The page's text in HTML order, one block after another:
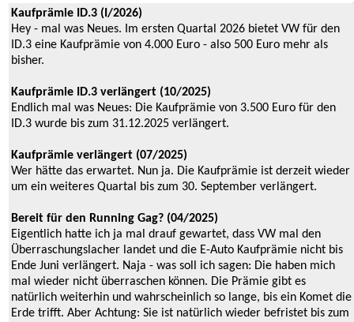
Kaufprämie ID.3 (I/2026)
Hey - mal was Neues. Im ersten Quartal 2026 bietet VW für den
ID.3 eine Kaufprämie von 4.000 Euro - also 500 Euro mehr als
bisher.
Kaufprämie ID.3 verlängert (10/2025)
Endlich mal was Neues: Die Kaufprämie von 3.500 Euro für den
ID.3 wurde bis zum 31.12.2025 verlängert.
Kaufprämie verlängert (07/2025)
Wer hätte das erwartet. Nun ja. Die Kaufprämie ist derzeit wieder
um ein weiteres Quartal bis zum 30. September verlängert.
Bereit für den Running Gag? (04/2025)
Eigentlich hatte ich ja mal drauf gewartet, dass VW mal den
Überraschungslacher landet und die E-Auto Kaufprämie nicht bis
Ende Juni verlängert. Naja - was soll ich sagen: Die haben mich
mal wieder nicht überraschen können. Die Prämie gibt es
natürlich weiterhin und wahrscheinlich so lange, bis ein Komet die
Erde trifft. Aber Achtung: Sie ist natürlich wieder befristet bis zum